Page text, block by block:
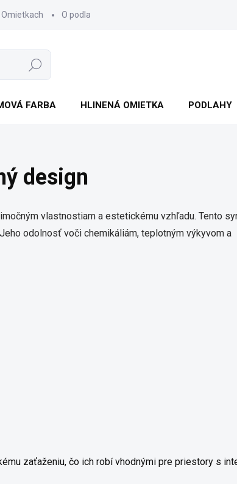
O podlahách
Hľadať
FARBA HLINENÁ OMIETKA PODLAHY
design
vlastnostiam a estetickému vzhľadu. Tento
odolnosť voči chemikáliám, teplotným výkyvom a
zaťaženiu, čo ich robí vhodnými pre priestory s